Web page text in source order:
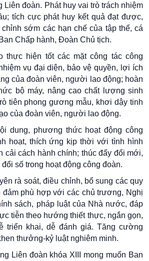
Liên đoàn. Phát huy vai trò trách nhiệm
tích cực phát huy kết quả đạt được,
sớm các hạn chế của tập thể, cá
Chấp hành, Đoàn Chủ tịch.
thực hiện tốt các mặt công tác công
vụ đại diện, bảo vệ quyền, lợi ích
của đoàn viên, người lao động; hoàn
bộ máy, nâng cao chất lượng sinh
tiên phong gương mẫu, khơi dậy tinh
của đoàn viên, người lao động.
dung, phương thức hoạt động công
hoạt, thích ứng kịp thời với tình hình
cải cách hành chính; thúc đẩy đổi mới,
số trong hoạt động công đoàn.
rà soát, điều chỉnh, bổ sung các quy
đảm phù hợp với các chủ trương, Nghị
sách, pháp luật của Nhà nước, đáp
tiễn theo hướng thiết thực, ngắn gọn,
triển khai, dễ đánh giá. Tăng cường
thưởng-kỷ luật nghiêm minh.
Liên đoàn khóa XIII mong muốn Ban